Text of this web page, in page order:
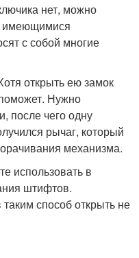
нет, можно
имеющимися
с собой многие
открыть ею замок
Нужно
после чего одну
рычаг, который
механизма.
использовать в
штифтов.
способ открыть не